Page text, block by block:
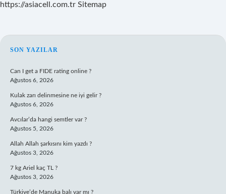
https://asiacell.com.tr Sitemap
SIDEBAR
SON YAZILAR
Can I get a FIDE rating online ?
Ağustos 6, 2026
Kulak zarı delinmesine ne iyi gelir ?
Ağustos 6, 2026
Avcılar’da hangi semtler var ?
Ağustos 5, 2026
Allah Allah şarkısını kim yazdı ?
Ağustos 3, 2026
7 kg Ariel kaç TL ?
Ağustos 3, 2026
Türkiye’de Manuka balı var mı ?